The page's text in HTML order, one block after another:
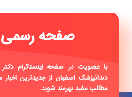
|
با عضویت در صفحه اینستاگرام
دندانپزشک اصفهان از جدیدترین
مطالب مفید بهرمند شوید.